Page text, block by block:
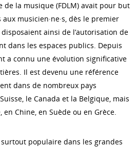
de la musique (FDLM) avait pour but
musicien·ne·s, dès le premier
ainsi de l’autorisation de
dans les espaces publics. Depuis
a connu une évolution significative
Il est devenu une référence
dans de nombreux pays
le Canada et la Belgique, mais
Chine, en Suède ou en Grèce.
surtout populaire dans les grandes